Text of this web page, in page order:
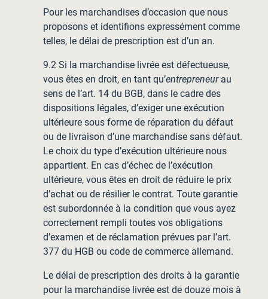
Pour les marchandises d’occasion que nous
proposons et identifions expressément comme
telles, le délai de prescription est d’un an.
9.2 Si la marchandise livrée est défectueuse,
vous êtes en droit, en tant qu’entrepreneurau
sens de l’art. 14 du BGB, dans le cadre des
dispositions légales, d’exiger une exécution
ultérieure sous forme de réparation du défaut
ou de livraison d’une marchandise sans défaut.
Le choix du type d’exécution ultérieure nous
appartient. En cas d’échec de l’exécution
ultérieure, vous êtes en droit de réduire le prix
d’achat ou de résilier le contrat. Toute garantie
est subordonnée à la condition que vous ayez
correctement rempli toutes vos obligations
d’examen et de réclamation prévues par l’art.
377 du HGB ou code de commerce allemand.
Le délai de prescription des droits à la garantie
pour la marchandise livrée est de douze mois à